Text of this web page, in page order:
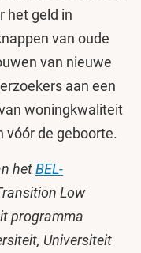
het geld in
van oude
van nieuwe
aan een
woningkwaliteit
vóór de geboorte.
hetBEL-
Low
programma
Universiteit